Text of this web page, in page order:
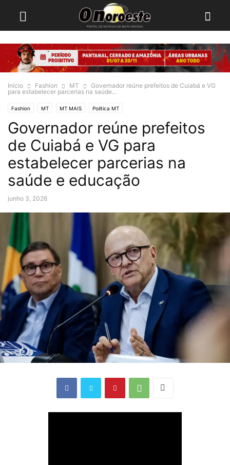
Início Fashion MT
Governador reúne prefeitos de Cuiabá e VG
para estabelecer parcerias na saúde...
Fashion MT MT MAIS Politica MT
Governador reúne prefeitos
de Cuiabá e VG para
estabelecer parcerias na
saúde e educação
junho 3, 2026